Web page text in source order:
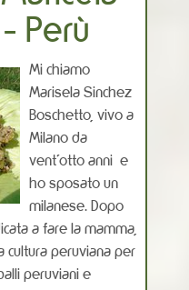
Perù
Mi chiamo
Marisela Sinchez
Boschetto, vivo a
Milano da
vent’otto anni e
ho sposato un
milanese. Dopo
a fare la mamma,
cultura peruviana per
peruviani e